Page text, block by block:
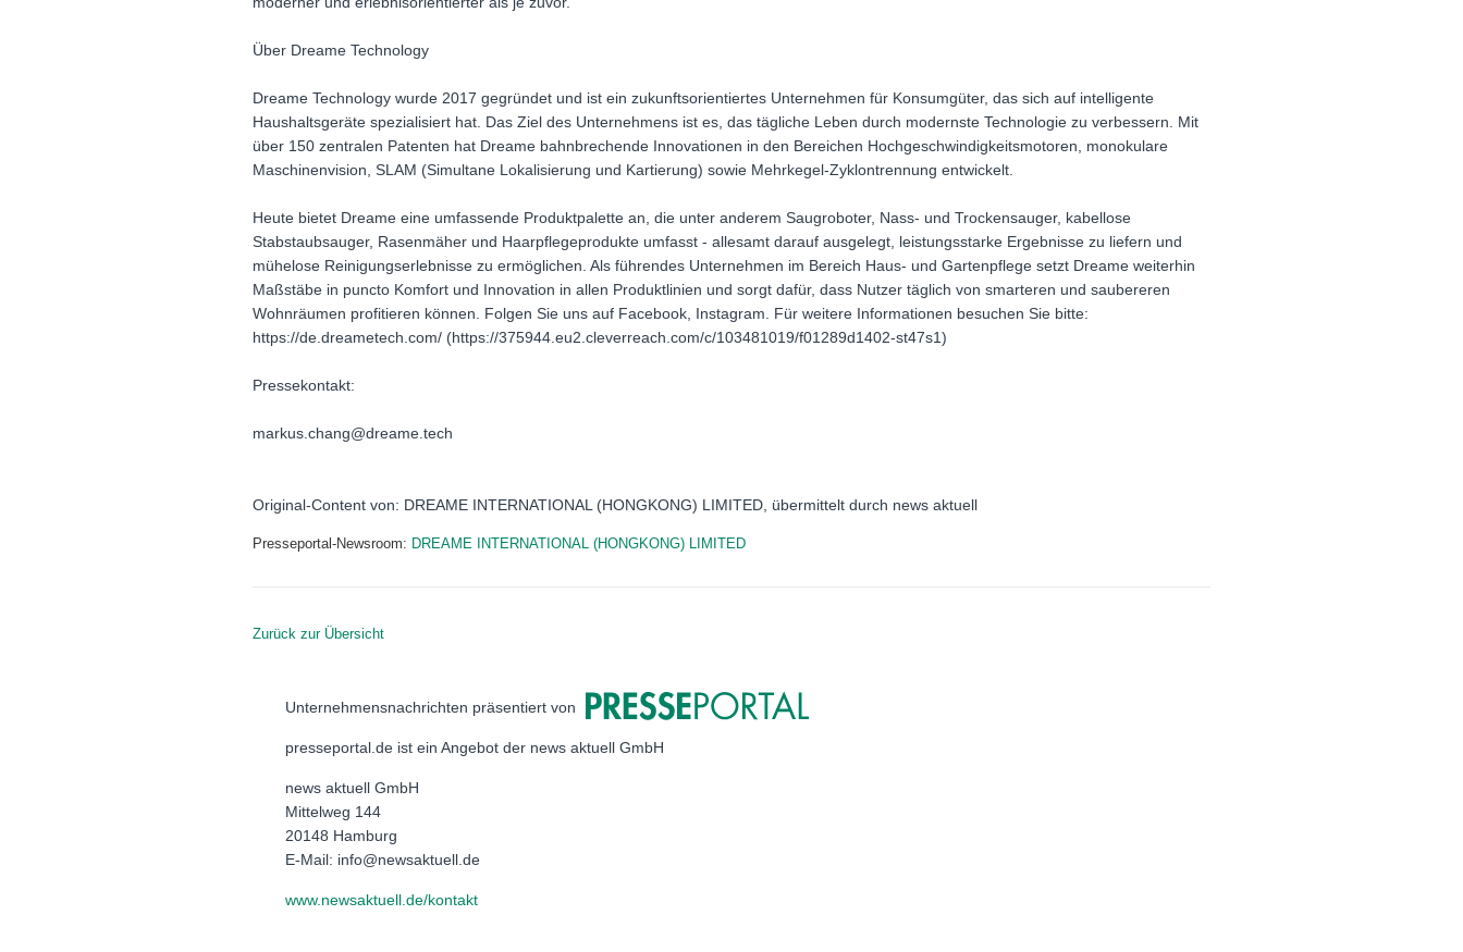
Über Dreame Technology
Dreame Technology wurde 2017 gegründet und ist ein zukunftsorientiertes Unternehmen für Konsumgüter, das sich auf intelligente
Haushaltsgeräte spezialisiert hat. Das Ziel des Unternehmens ist es, das tägliche Leben durch modernste Technologie zu verbessern. Mit
über 150 zentralen Patenten hat Dreame bahnbrechende Innovationen in den Bereichen Hochgeschwindigkeitsmotoren, monokulare
Maschinenvision, SLAM (Simultane Lokalisierung und Kartierung) sowie Mehrkegel-Zyklontrennung entwickelt.
Heute bietet Dreame eine umfassende Produktpalette an, die unter anderem Saugroboter, Nass- und Trockensauger, kabellose
Stabstaubsauger, Rasenmäher und Haarpflegeprodukte umfasst - allesamt darauf ausgelegt, leistungsstarke Ergebnisse zu liefern und
mühelose Reinigungserlebnisse zu ermöglichen. Als führendes Unternehmen im Bereich Haus- und Gartenpflege setzt Dreame weiterhin
Maßstäbe in puncto Komfort und Innovation in allen Produktlinien und sorgt dafür, dass Nutzer täglich von smarteren und saubereren
Wohnräumen profitieren können. Folgen Sie uns auf Facebook, Instagram. Für weitere Informationen besuchen Sie bitte:
https://de.dreametech.com/ (https://375944.eu2.cleverreach.com/c/103481019/f01289d1402-st47s1)
Pressekontakt:
markus.chang@dreame.tech
Original-Content von: DREAME INTERNATIONAL (HONGKONG) LIMITED, übermittelt durch news aktuell
Presseportal-Newsroom: DREAME INTERNATIONAL (HONGKONG) LIMITED
Zurück zur Übersicht
Unternehmensnachrichten präsentiert von
presseportal.de ist ein Angebot der news aktuell GmbH
news aktuell GmbH
Mittelweg 144
20148 Hamburg
E-Mail: info@newsaktuell.de
www.newsaktuell.de/kontakt